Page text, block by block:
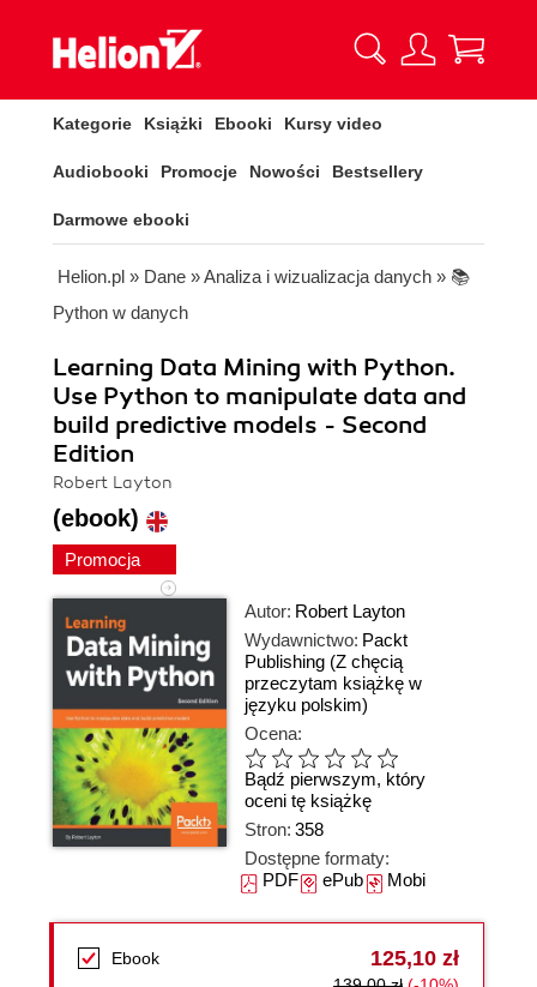
Kategorie Książki Ebooki Kursy video
Audiobooki Promocje Nowości Bestsellery
Darmowe ebooki
Helion.pl » Dane »Analiza i wizualizacja danych » 📚
Python w danych
Learning Data Mining with Python.
Use Python to manipulate data and
build predictive models - Second
Edition
Robert Layton
(ebook)
Promocja
Autor: Robert Layton
Wydawnictwo: Packt
Publishing (Z chęcią
przeczytam książkę w
języku polskim)
Ocena:
Bądź pierwszym, który
oceni tę książkę
Stron: 358
Dostępne formaty:
PDFePubMobi
Ebook 125,10 zł